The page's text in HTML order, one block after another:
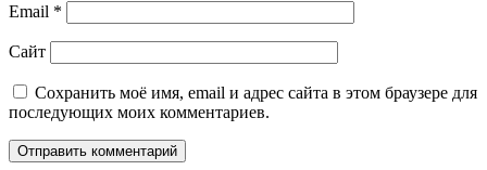
Email *
Сайт
Сохранить моё имя, email и адрес сайта в этом браузере для
последующих моих комментариев.